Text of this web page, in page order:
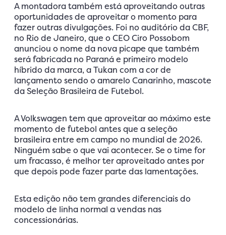
A montadora também está aproveitando outras
oportunidades de aproveitar o momento para
fazer outras divulgações. Foi no auditório da CBF,
no Rio de Janeiro, que o CEO Ciro Possobom
anunciou o nome da nova picape que também
será fabricada no Paraná e primeiro modelo
híbrido da marca, a Tukan com a cor de
lançamento sendo o amarelo Canarinho, mascote
da Seleção Brasileira de Futebol.
A Volkswagen tem que aproveitar ao máximo este
momento de futebol antes que a seleção
brasileira entre em campo no mundial de 2026.
Ninguém sabe o que vai acontecer. Se o time for
um fracasso, é melhor ter aproveitado antes por
que depois pode fazer parte das lamentações.
Esta edição não tem grandes diferenciais do
modelo de linha normal a vendas nas
concessionárias.